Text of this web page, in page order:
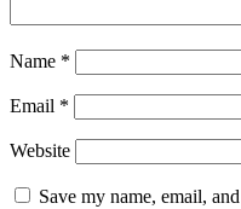
Name *
Email *
Website
Save my name, email,